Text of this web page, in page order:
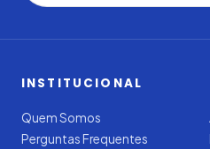
INSTITUCIONAL
Quem Somos
Perguntas Frequentes